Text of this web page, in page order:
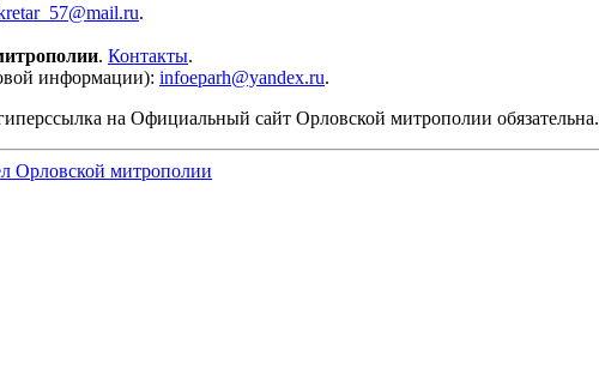
.
. Контакты.
информации): infoeparh@yandex.ru.
на Официальный сайт Орловской митрополии обязательна.
Орловской митрополии